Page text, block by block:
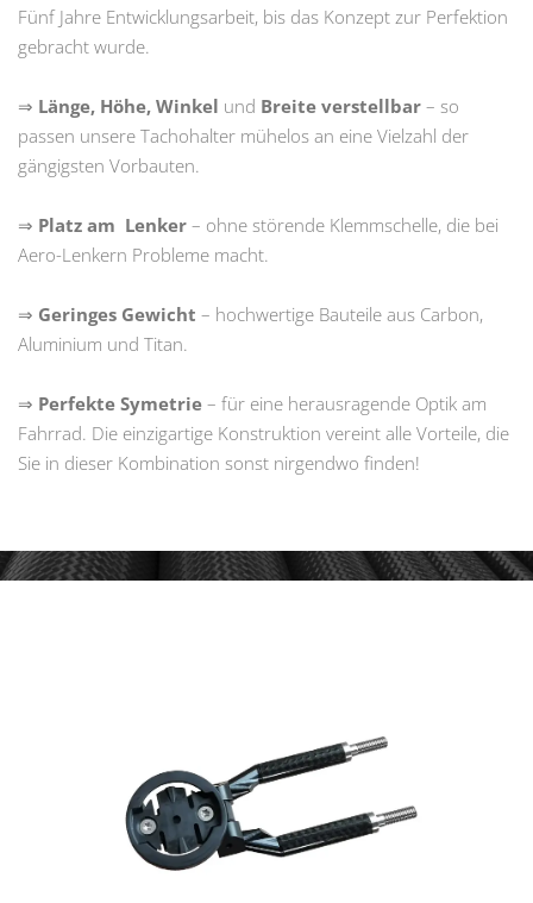
Fünf Jahre Entwicklungsarbeit, bis das Konzept zur Perfektion
gebracht wurde.
⇒ Länge, Höhe, Winkel und Breite verstellbar – so
passen unsere Tachohalter mühelos an eine Vielzahl der
gängigsten Vorbauten.
⇒ Platz am Lenker – ohne störende Klemmschelle, die bei
Aero-Lenkern Probleme macht.
⇒ Geringes Gewicht – hochwertige Bauteile aus Carbon,
Aluminium und Titan.
⇒ Perfekte Symetrie – für eine herausragende Optik am
Fahrrad. Die einzigartige Konstruktion vereint alle Vorteile, die
Sie in dieser Kombination sonst nirgendwo finden!